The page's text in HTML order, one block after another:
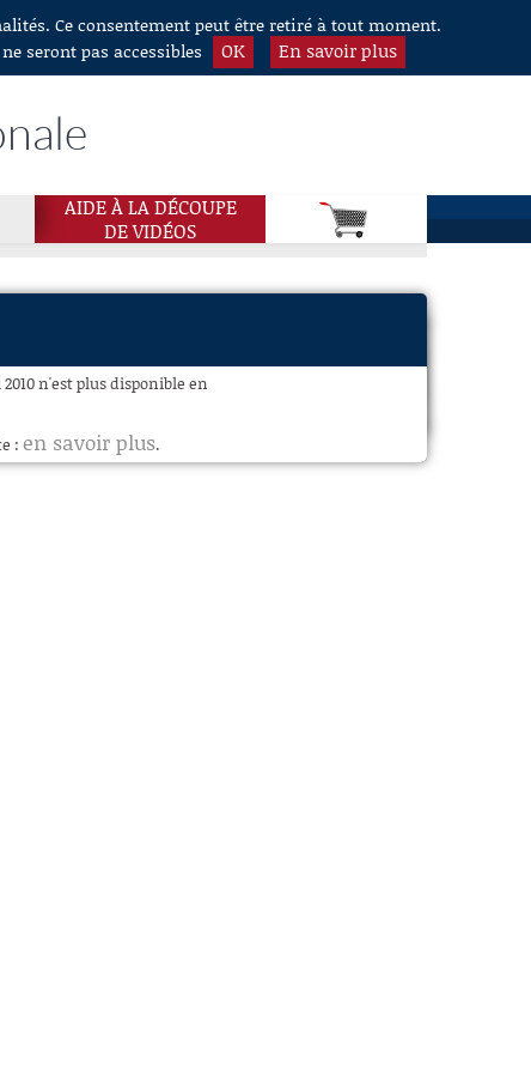
Ce consentement peut être retiré à tout moment.
seront pas accessibles
OK En savoir plus
AIDE À LA DÉCOUPE
DE VIDÉOS
n'est plus disponible en
: en savoir plus.